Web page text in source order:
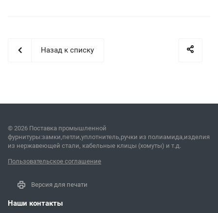
Назад к списку
© 2026 Поставка промышленной
фурнитуры:замки,петли,уплотнитель,ручки из полиамида,изделия
из нержавеющей стали, кабельные клицы (хомуты) и т.д.
Пользовательское соглашение
Версия для печати
Наши контакты